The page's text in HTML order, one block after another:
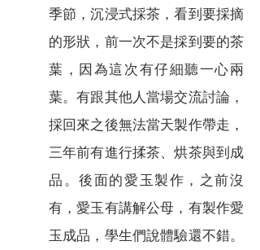
季節，沉浸式採茶，看到要採摘
的形狀，前一次不是採到要的茶
葉，因為這次有仔細聽一心兩
葉。有跟其他人當場交流討論，
採回來之後無法當天製作帶走，
三年前有進行揉茶、烘茶與到成
品。後面的愛玉製作，之前沒
有，愛玉有講解公母，有製作愛
玉成品，學生們說體驗還不錯。